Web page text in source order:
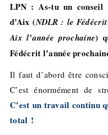
LPN : As-tu un conseil
d’Aix (NDLR : le
Aix l’année prochaine)
Fédécrit l’année
Il faut d’abord être
C’est énormément de
C’est un travail continu
total !